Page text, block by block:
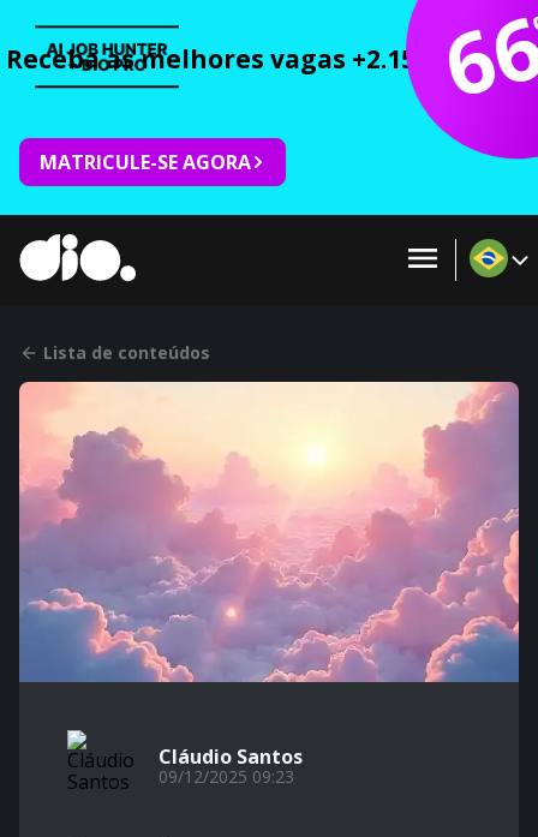
Receba as melhores vagas +2.150 cursos
MATRICULE-SE AGORA
Lista de conteúdos
Cláudio Santos
09/12/2025 09:23